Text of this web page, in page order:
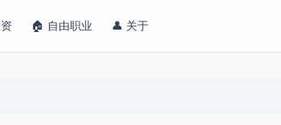
🏠 自由职业 👤 关于